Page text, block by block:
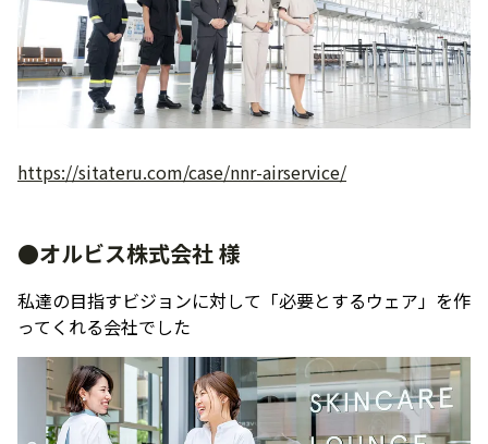
https://sitateru.com/case/nnr-airservice/
●オルビス株式会社 様
私達の目指すビジョンに対して「必要とするウェア」を作
ってくれる会社でした